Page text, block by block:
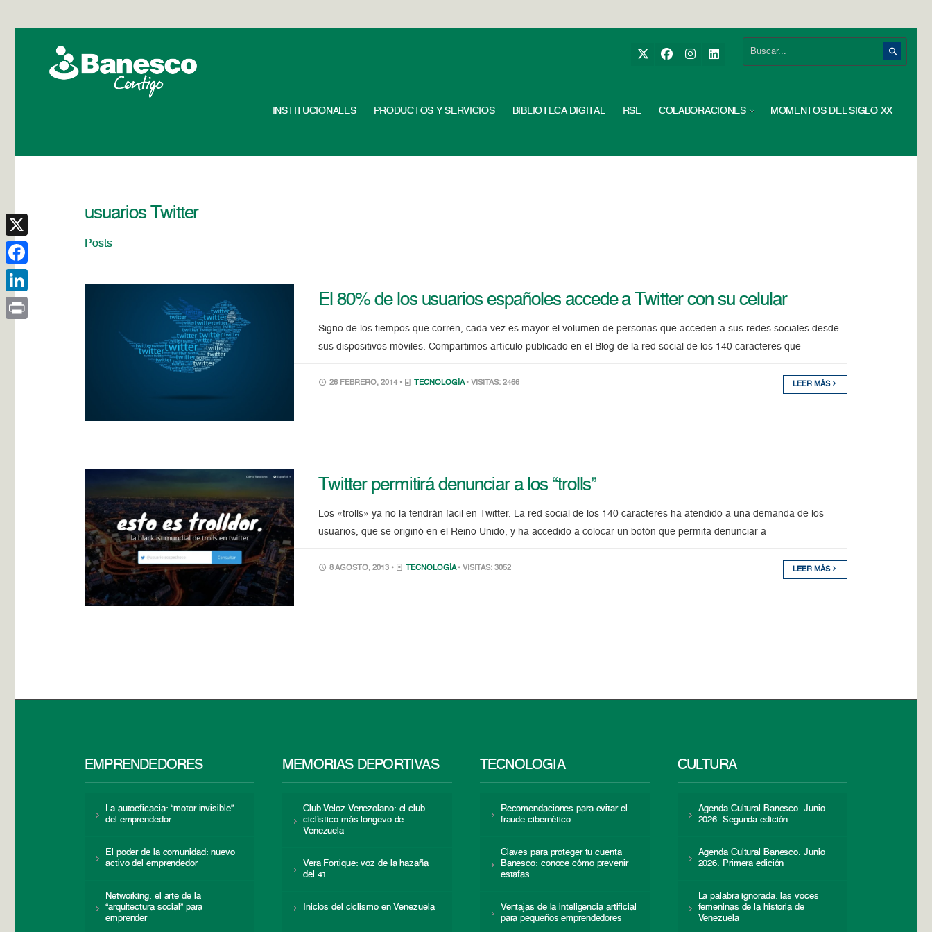
INSTITUCIONALES PRODUCTOS Y SERVICIOS BIBLIOTECA DIGITAL RSE COLABORACIONES MOMENTOS DEL SIGLO XX
usuarios Twitter
Posts
El 80% de los usuarios españoles accede a Twitter con su celular
Signo de los tiempos que corren, cada vez es mayor el volumen de personas que acceden a sus redes sociales desde
sus dispositivos móviles. Compartimos artículo publicado en el Blog de la red social de los 140 caracteres que
26 FEBRERO, 2014 • TECNOLOGÍA • VISITAS: 2466 LEER MÁS
Twitter permitirá denunciar a los “trolls”
Los «trolls» ya no la tendrán fácil en Twitter. La red social de los 140 caracteres ha atendido a una demanda de los
usuarios, que se originó en el Reino Unido, y ha accedido a colocar un botón que permita denunciar a
8 AGOSTO, 2013 • TECNOLOGÍA • VISITAS: 3052 LEER MÁS
EMPRENDEDORES
La autoeficacia: “motor invisible”
del emprendedor
El poder de la comunidad: nuevo
activo del emprendedor
Networking: el arte de la
“arquitectura social” para
emprender
MEMORIAS DEPORTIVAS
Club Veloz Venezolano: el club
ciclístico más longevo de
Venezuela
Vera Fortique: voz de la hazaña
del 41
Inicios del ciclismo en Venezuela
TECNOLOGÍA
Recomendaciones para evitar el
fraude cibernético
Claves para proteger tu cuenta
Banesco: conoce cómo prevenir
estafas
Ventajas de la inteligencia artificial
para pequeños emprendedores
CULTURA
Agenda Cultural Banesco. Junio
2026. Segunda edición
Agenda Cultural Banesco. Junio
2026. Primera edición
La palabra ignorada: las voces
femeninas de la historia de
Venezuela
X
Facebook
LinkedIn